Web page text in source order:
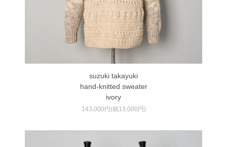
suzuki takayuki
hand-knitted sweater
ivory
143,000円(税13,000円)